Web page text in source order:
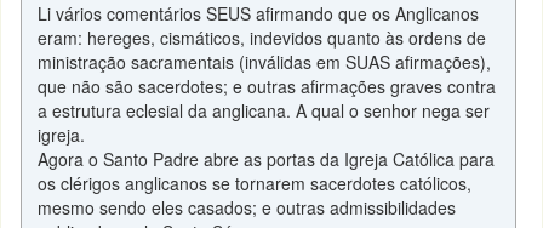
Li vários comentários SEUS afirmando que os Anglicanos
eram: hereges, cismáticos, indevidos quanto às ordens de
ministração sacramentais (inválidas em SUAS afirmações),
que não são sacerdotes; e outras afirmações graves contra
a estrutura eclesial da anglicana. A qual o senhor nega ser
igreja.
Agora o Santo Padre abre as portas da Igreja Católica para
os clérigos anglicanos se tornarem sacerdotes católicos,
mesmo sendo eles casados; e outras admissibilidades